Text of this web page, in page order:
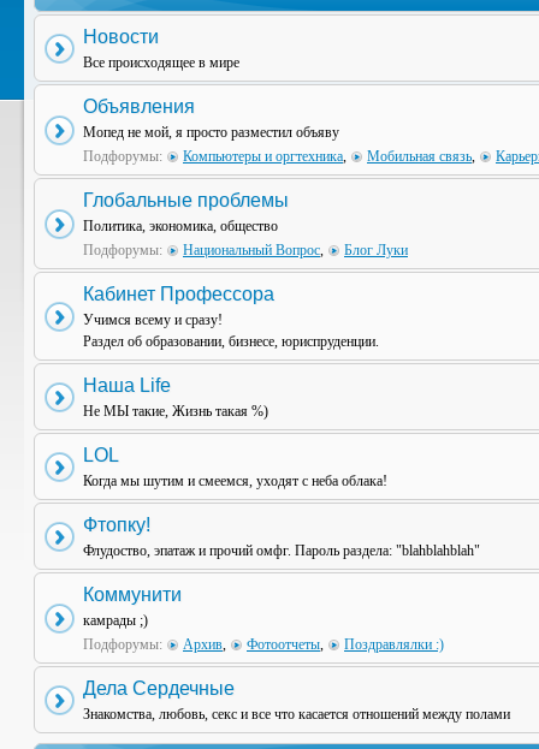
Новости
Все происходящее в мире
Объявления
Мопед не мой, я просто разместил объяву
Подфорумы:
Компьютеры и оргтехника, Мобильная связь,
Глобальные проблемы
Политика, экономика, общество
Подфорумы:
Национальный Вопрос, Блог Луки
Кабинет Профессора
Учимся всему и сразу!
Раздел об образовании, бизнесе, юриспруденции.
Наша Life
Не МЫ такие, Жизнь такая %)
LOL
Когда мы шутим и смеемся, уходят с неба облака!
Фтопку!
Флудоство, эпатаж и прочий омфг. Пароль раздела: "blahblahblah"
Коммунити
камрады ;)
Подфорумы:
Архив, Фотоотчеты, Поздравлялки :)
Дела Сердечные
Знакомства, любовь, секс и все что касается отношений между полами